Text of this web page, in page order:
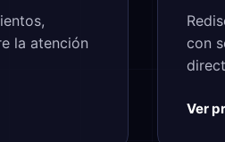
la atención
con
Ver